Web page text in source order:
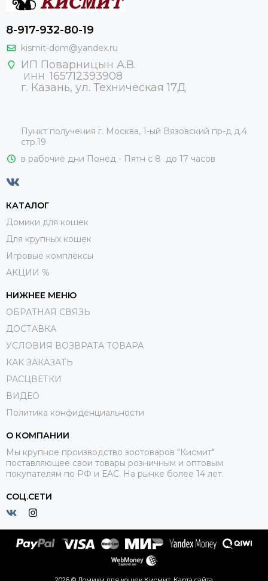
8-917-932-80-19
kismit-dom@yandex.ru
ИП Поварницын А.В.
ИНН 165712393908
г. Казань, ул. Техническая 17Д
Пункт получения г. Москва, 1-ый Вязовский пр-д д.4
стр.19
в рабочие дни Понед - Пятн с 8 до 17 часов
КАТАЛОГ
Домики для кошек
Для крупных кошек
Игровые комплексы
АКЦИИ %
НИЖНЕЕ МЕНЮ
ОБРАТНАЯ СВЯЗЬ
ДОСТАВКА
УСЛОВИЯ ВОЗВРАТА ТОВАРА
КАК ЗАКАЗАТЬ
РАСЦВЕТКИ
ВИДЕО
Политика конфиденциальности
О КОМПАНИИ
Мы крупное производство зоотоваров "Кисмит"
поставляющее свои товары розничным и оптовым
покупателям по РФ и ЕАС. На рынке более 14 лет.
СОЦ.СЕТИ